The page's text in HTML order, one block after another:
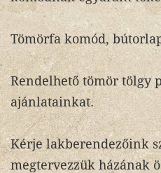
Tömörfa komód,
Rendelhető tömör tölgy
ajánlatainkat.
Kérje lakberendezőink
megtervezzük házának